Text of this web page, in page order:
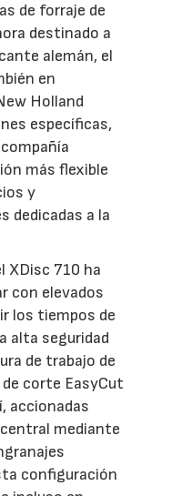
de forraje de
destinado a
alemán, el
en
Holland
específicas,
más flexible
y
dedicadas a la
XDisc 710 ha
con elevados
los tiempos de
alta seguridad
de trabajo de
de corte EasyCut
accionadas
mediante
configuración